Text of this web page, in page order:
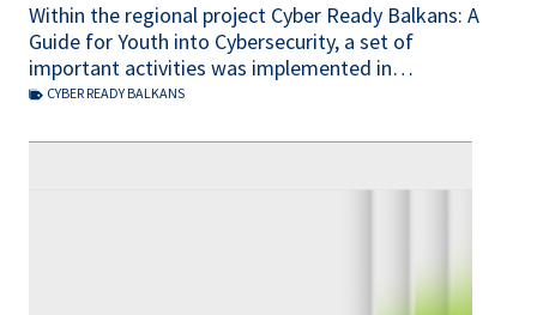
Within the regional project Cyber Ready Balkans: A
Guide for Youth into Cybersecurity, a set of
important activities was implemented in…
CYBER READY BALKANS